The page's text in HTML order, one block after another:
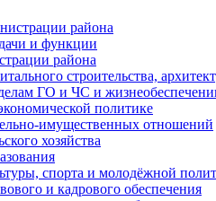
района
и функции
района
строительства,
ГО и ЧС и
политике
имущественных отношений
хозяйства
спорта и молодёжной
и кадрового обеспечения